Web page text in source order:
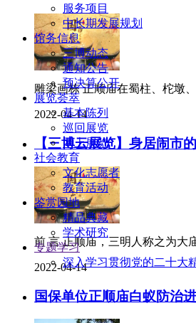
服务项目
中长期发展规划
馆务信息
三博动态
通知公告
预决算公开
展览荟萃
基本陈列
巡回展览
网上展览
社会教育
文化志愿者
教育活动
鉴赏园地
精品典藏
学术研究
专题学习
深入学习贯彻党的二十大
雕梁画栋 正顺庙在蜀柱、柁墩
2022-04-14
【三博云展览】身居闹市
前 言 正顺庙，三明人称之为大
2022-04-14
国保单位正顺庙白蚁防治